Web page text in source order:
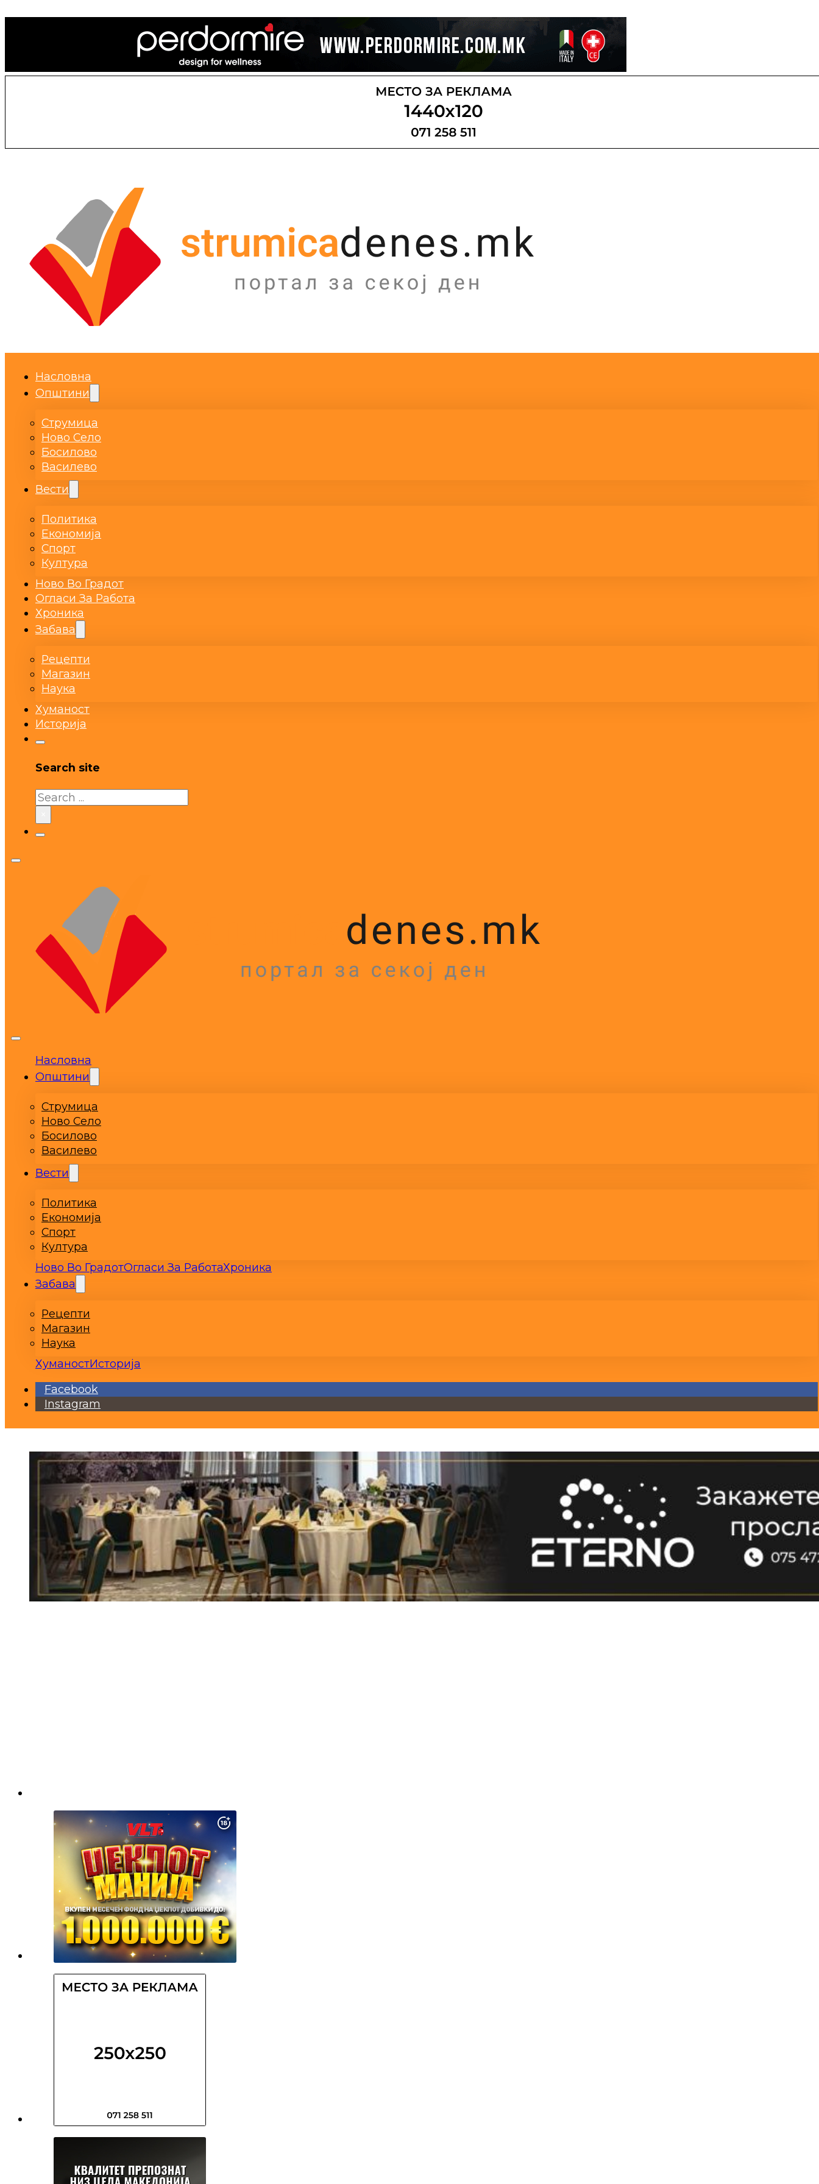
Насловна
Општини
Струмица
Ново Село
Босилово
Василево
Вести
Политика
Економија
Спорт
Култура
Ново Во Градот
Огласи За Работа
Хроника
Забава
Рецепти
Магазин
Наука
Хуманост
Историја
Search site
Search
Насловна
Општини
Струмица
Ново Село
Босилово
Василево
Вести
Политика
Економија
Спорт
Култура
Ново Во ГрадотОгласи За РаботаХроника
Забава
Рецепти
Магазин
Наука
ХуманостИсторија
Facebook
Instagram